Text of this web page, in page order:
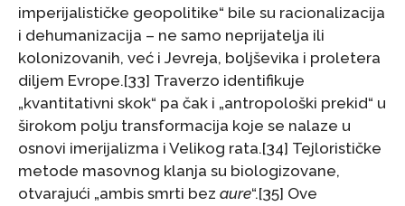
imperijalističke geopolitike“ bile su racionalizacija
i dehumanizacija – ne samo neprijatelja ili
kolonizovanih, već i Jevreja, boljševika i proletera
diljem Evrope.[33] Traverzo identifikuje
„kvantitativni skok“ pa čak i „antropološki prekid“ u
širokom polju transformacija koje se nalaze u
osnovi imerijalizma i Velikog rata.[34] Tejlorističke
metode masovnog klanja su biologizovane,
otvarajući „ambis smrti bez aure“.[35] Ove